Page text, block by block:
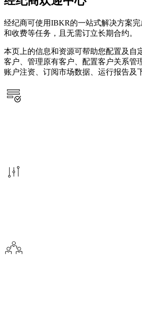
经纪商可使用IBKR的一站式解决方案
和收费等任务，且无需订立长期合约。
本页上的信息和资源可帮助您配置及自
客户、管理原有客户、配置客户关系管
账户注资、订阅市场数据、运行报告及